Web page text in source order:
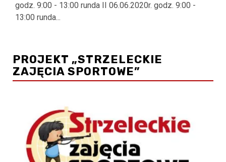
godz. 9:00 - 13:00 runda II 06.06.2020r. godz. 9:00 -
13:00 runda...
PROJEKT „STRZELECKIE
ZAJĘCIA SPORTOWE”